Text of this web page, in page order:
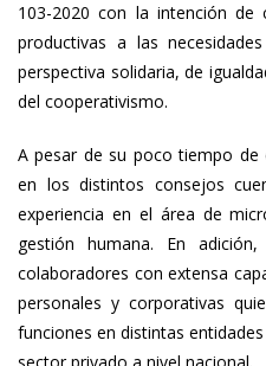
103-2020 con la intención de
productivas a las
perspectiva solidaria, de
del cooperativismo.
A pesar de su poco tiempo de
en los distintos consejos
experiencia en el área de
gestión humana. En
colaboradores con extensa
personales y corporativas
funciones en distintas